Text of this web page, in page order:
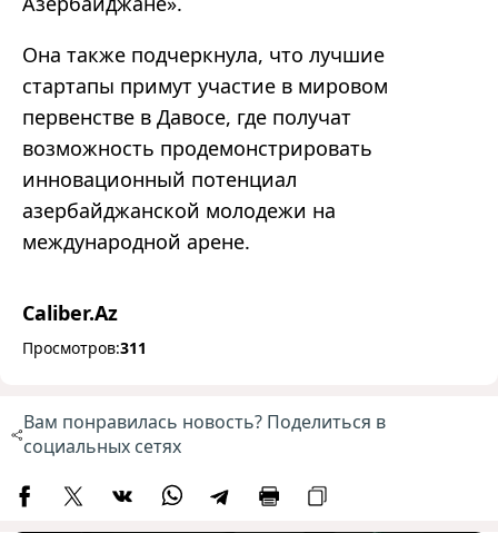
Она также подчеркнула, что лучшие
стартапы примут участие в мировом
первенстве в Давосе, где получат
возможность продемонстрировать
инновационный потенциал
азербайджанской молодежи на
международной арене.
Caliber.Az
Просмотров:311
Вам понравилась новость? Поделиться в
социальных сетях